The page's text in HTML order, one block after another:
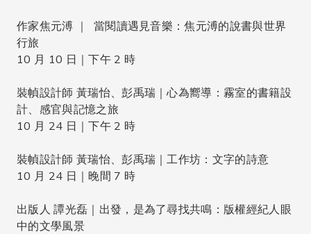
作家焦元溥 ｜ 當閱讀遇見音樂：焦元溥的說書與世界
行旅
10 月 10 日｜下午 2 時
裝幀設計師 黃瑞怡、彭禹瑞｜心為嚮導：霧室的書籍設
計、感官與記憶之旅
10 月 24 日｜下午 2 時
裝幀設計師 黃瑞怡、彭禹瑞｜工作坊：文字的詩意
10 月 24 日｜晚間 7 時
出版人 譚光磊｜出發，是為了尋找共鳴：版權經紀人眼
中的文學風景